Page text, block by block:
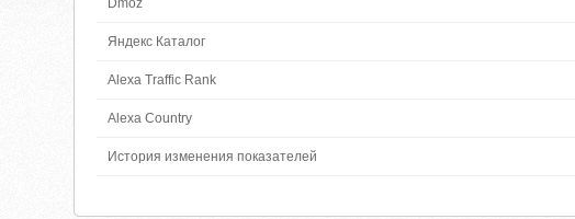
Dmoz
Яндекс Каталог
Alexa Traffic Rank
Alexa Country
История изменения показателей